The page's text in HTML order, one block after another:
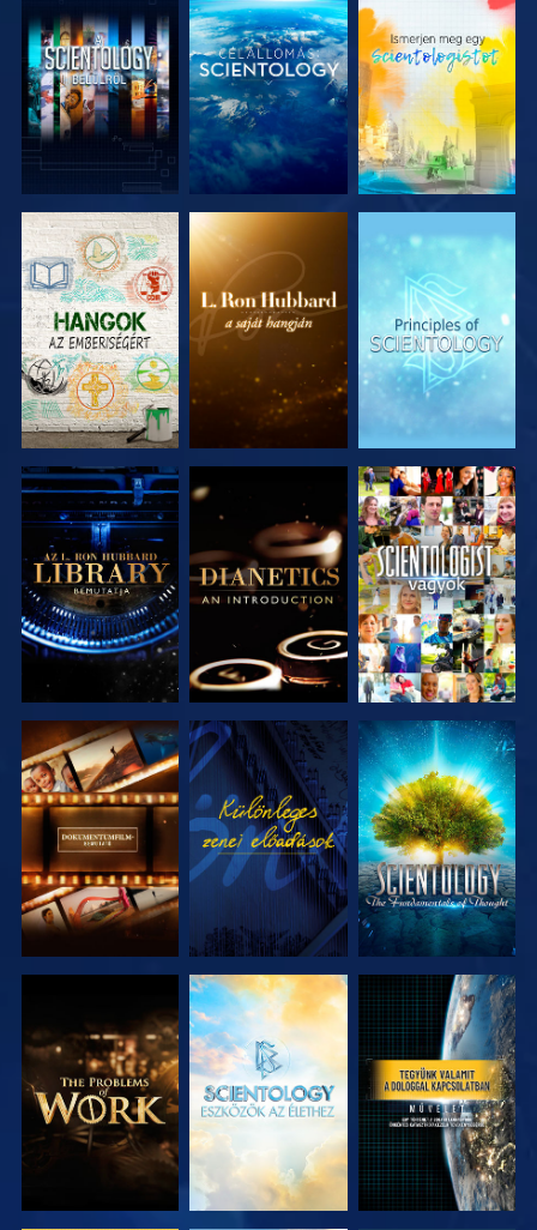
A SOROZAT
RÉSZEI
A SOROZAT
RÉSZEI
A SOROZAT
RÉSZEI
A SOROZAT
RÉSZEI
A SOROZAT
RÉSZEI
MŰSORNÉZÉS
A SOROZAT
RÉSZEI
MŰSORNÉZÉS
A SOROZAT
RÉSZEI
A SOROZAT
RÉSZEI
A SOROZAT
RÉSZEI
MŰSORNÉZÉS